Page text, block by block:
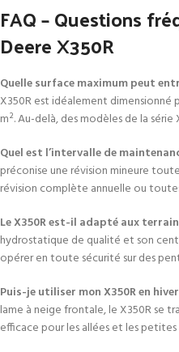
FAQ – Questions
Deere X350R
Quelle surface maximum peut
X350R est idéalement dimensionné
m². Au-delà, des modèles de la
Quel est l’intervalle de
préconise une révision mineure
révision complète annuelle ou
Le X350R est-il adapté aux
hydrostatique de qualité et son
opérer en toute sécurité sur des
Puis-je utiliser mon X350R en
lame à neige frontale, le X350R se
efficace pour les allées et les petites